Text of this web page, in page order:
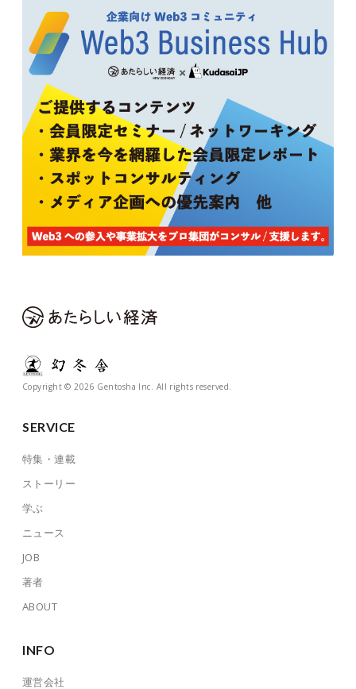
Copyright © 2026 Gentosha Inc. All rights reserved.
SERVICE
特集・連載
ストーリー
学ぶ
ニュース
JOB
著者
ABOUT
INFO
運営会社